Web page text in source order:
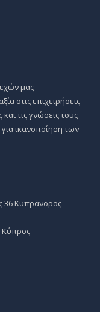
μας
στις επιχειρήσεις
τις γνώσεις τους
ικανοποίηση των
36 Κυπράνορος
Κύπρος